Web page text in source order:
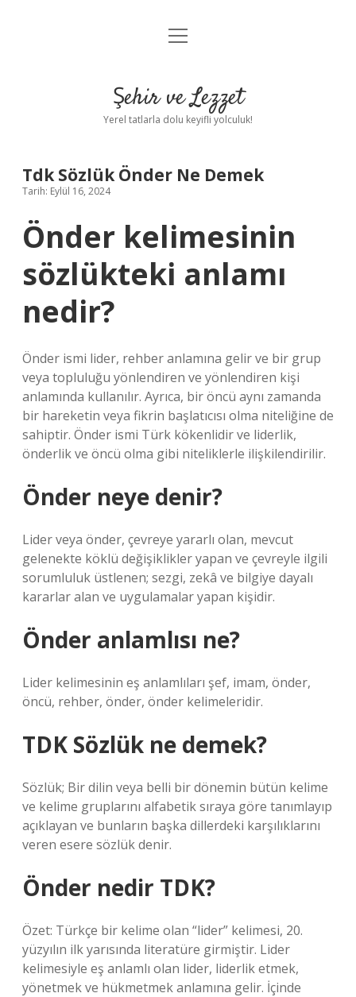
Anasayfa
Yasal Uyarı
menüyü
Şehir ve Lezzet
Yerel tatlarla dolu keyifli yolculuk!
Tdk Sözlük Önder Ne Demek
Tarih: Eylül 16, 2024
Önder kelimesinin
sözlükteki anlamı
nedir?
Önder ismi lider, rehber anlamına gelir ve bir grup
veya topluluğu yönlendiren ve yönlendiren kişi
anlamında kullanılır. Ayrıca, bir öncü aynı zamanda
bir hareketin veya fikrin başlatıcısı olma niteliğine de
sahiptir. Önder ismi Türk kökenlidir ve liderlik,
önderlik ve öncü olma gibi niteliklerle ilişkilendirilir.
Önder neye denir?
Lider veya önder, çevreye yararlı olan, mevcut
gelenekte köklü değişiklikler yapan ve çevreyle ilgili
sorumluluk üstlenen; sezgi, zekâ ve bilgiye dayalı
kararlar alan ve uygulamalar yapan kişidir.
Önder anlamlısı ne?
Lider kelimesinin eş anlamlıları şef, imam, önder,
öncü, rehber, önder, önder kelimeleridir.
TDK Sözlük ne demek?
Sözlük; Bir dilin veya belli bir dönemin bütün kelime
ve kelime gruplarını alfabetik sıraya göre tanımlayıp
açıklayan ve bunların başka dillerdeki karşılıklarını
veren esere sözlük denir.
Önder nedir TDK?
Özet: Türkçe bir kelime olan “lider” kelimesi, 20.
yüzyılın ilk yarısında literatüre girmiştir. Lider
kelimesiyle eş anlamlı olan lider, liderlik etmek,
yönetmek ve hükmetmek anlamına gelir. İçinde